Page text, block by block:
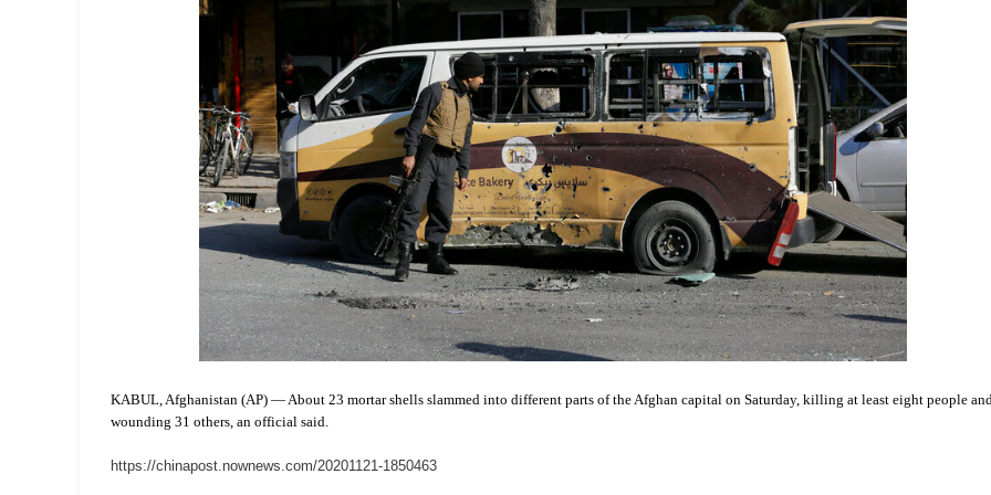
KABUL, Afghanistan (AP) — About 23 mortar shells slammed into different parts of the Afghan capital on Saturday, killing at least eight people
wounding 31 others, an official said.
https://chinapost.nownews.com/20201121-1850463